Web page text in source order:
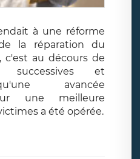
à une réforme
la réparation du
c'est au décours de
successives et
avancée
une meilleure
a été opérée.